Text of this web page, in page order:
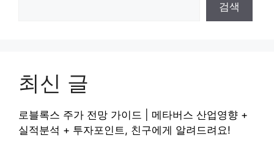
검색
최신 글
로블록스 주가 전망 가이드 | 메타버스 산업영향 +
실적분석 + 투자포인트, 친구에게 알려드려요!